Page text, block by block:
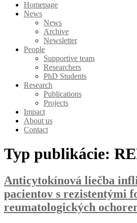
Homepage
News
News
Archive
Newsletter
People
Supportive team
Researchers
PhD Students
Research
Publications
Projects
Impact
About us
Contact
Typ publikácie:
Anticytokínová liečba
pacientov s rezistentými
reumatologických